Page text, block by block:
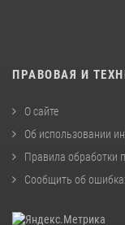
ПРАВОВАЯ И
О сайте
Об использовании
Правила обработки
Сообщить об